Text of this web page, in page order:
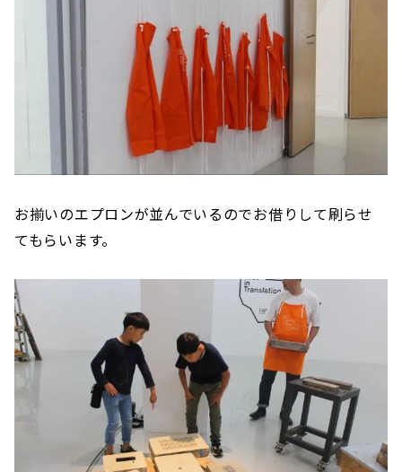
お揃いのエプロンが並んでいるのでお借りして刷らせ
てもらいます。